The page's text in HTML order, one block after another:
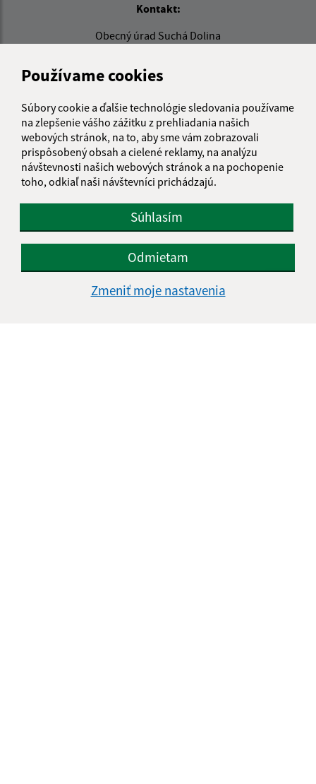
Používame cookies
Súbory cookie a ďalšie technológie sledovania používame
na zlepšenie vášho zážitku z prehliadania našich
webových stránok, na to, aby sme vám zobrazovali
prispôsobený obsah a cielené reklamy, na analýzu
návštevnosti našich webových stránok a na pochopenie
toho, odkiaľ naši návštevníci prichádzajú.
Súhlasím
Odmietam
Zmeniť moje nastavenia
Kontakt:
Obecný úrad Suchá Dolina
082 43 Sedlce
+421 51 77 82 337
IČO: 00690635